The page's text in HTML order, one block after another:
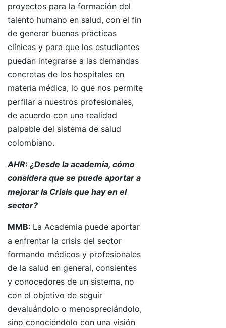
proyectos para la formación del
talento humano en salud, con el fin
de generar buenas prácticas
clínicas y para que los estudiantes
puedan integrarse a las demandas
concretas de los hospitales en
materia médica, lo que nos permite
perfilar a nuestros profesionales,
de acuerdo con una realidad
palpable del sistema de salud
colombiano.
AHR: ¿Desde la academia, cómo
considera que se puede aportar a
mejorar la Crisis que hay en el
sector?
MMB: La Academia puede aportar
a enfrentar la crisis del sector
formando médicos y profesionales
de la salud en general, consientes
y conocedores de un sistema, no
con el objetivo de seguir
devaluándolo o menospreciándolo,
sino conociéndolo con una visión